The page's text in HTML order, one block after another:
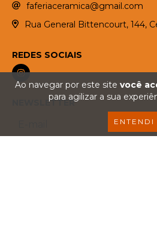
Ao navegar por este site você
para agilizar a sua
ENTENDI
faferiaceramica@gmail.com
Rua General Bittencourt, 144,
REDES SOCIAIS
NEWSLETTER